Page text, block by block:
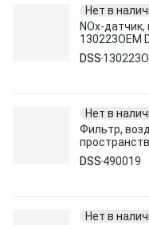
Нет в
NOx-
130223OEM
DSS
Нет в
Фильтр,
DSS 490019
Нет в